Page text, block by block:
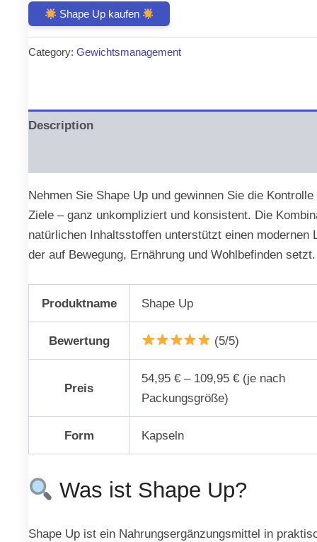
price
was:
€64.00.
price
is:
€36.00.
Shape Up kaufen
Category: Gewichtsmanagement
Description
Nehmen Sie Shape Up und gewinnen Sie die
Ziele – ganz unkompliziert und konsistent. Die
natürlichen Inhaltsstoffen unterstützt einen modernen
der auf Bewegung, Ernährung und Wohlbefinden setzt.
Produktname Shape Up
Bewertung (5/5)
Preis
54,95 € – 109,95 € (je nach
Packungsgröße)
Form Kapseln
Was ist Shape Up?
Shape Up ist ein Nahrungsergänzungsmittel in